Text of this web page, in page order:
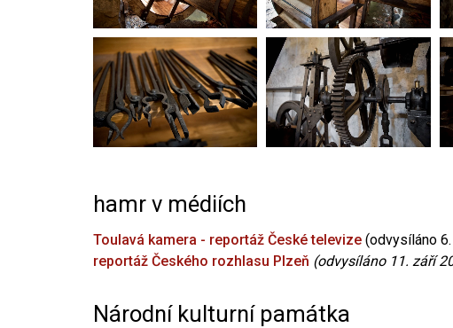
hamr v médiích
Toulavá kamera - reportáž České televize (odvysíláno
reportáž Českého rozhlasu Plzeň (odvysíláno 11. září
Národní kulturní památka